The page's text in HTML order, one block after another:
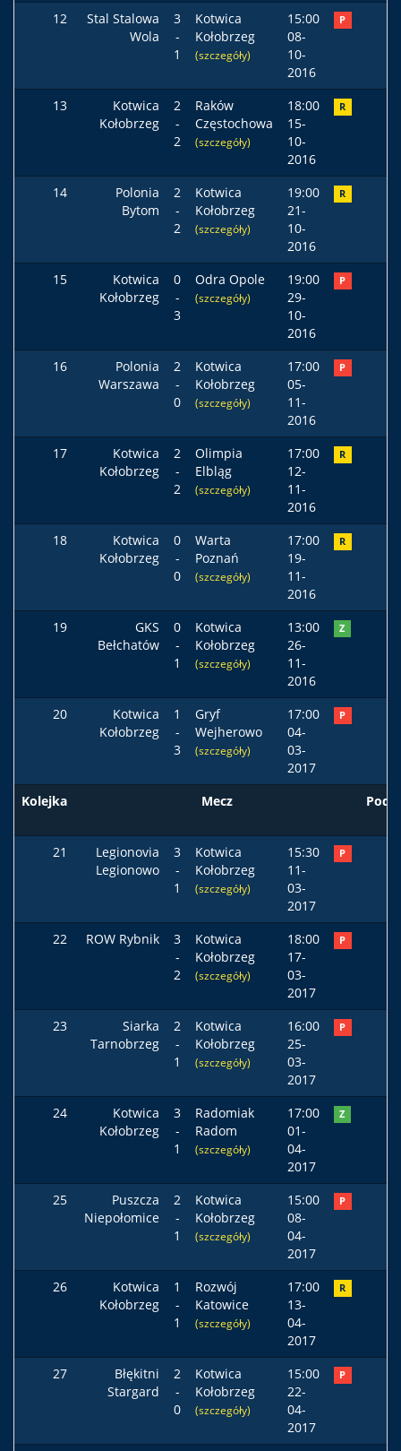
12
Stal Stalowa
Wola
3
-
1
Kotwica
Kołobrzeg
(szczegóły)
15:00
08-
10-
2016
P
13
Kotwica
Kołobrzeg
2
-
2
Raków
Częstochowa
(szczegóły)
18:00
15-
10-
2016
R
14
Polonia
Bytom
2
-
2
Kotwica
Kołobrzeg
(szczegóły)
19:00
21-
10-
2016
R
15
Kotwica
Kołobrzeg
0
-
3
Odra Opole
(szczegóły)
19:00
29-
10-
2016
P
16
Polonia
Warszawa
2
-
0
Kotwica
Kołobrzeg
(szczegóły)
17:00
05-
11-
2016
P
17
Kotwica
Kołobrzeg
2
-
2
Olimpia
Elbląg
(szczegóły)
17:00
12-
11-
2016
R
18
Kotwica
Kołobrzeg
0
-
0
Warta
Poznań
(szczegóły)
17:00
19-
11-
2016
R
19
GKS
Bełchatów
0
-
1
Kotwica
Kołobrzeg
(szczegóły)
13:00
26-
11-
2016
Z
20
Kotwica
Kołobrzeg
1
-
3
Gryf
Wejherowo
(szczegóły)
17:00
04-
03-
2017
P
Kolejka Mecz Podst
21
Legionovia
Legionowo
3
-
1
Kotwica
Kołobrzeg
(szczegóły)
15:30
11-
03-
2017
P
22 ROW Rybnik
3
-
2
Kotwica
Kołobrzeg
(szczegóły)
18:00
17-
03-
2017
P
23
Siarka
Tarnobrzeg
2
-
1
Kotwica
Kołobrzeg
(szczegóły)
16:00
25-
03-
2017
P
24
Kotwica
Kołobrzeg
3
-
1
Radomiak
Radom
(szczegóły)
17:00
01-
04-
2017
Z
25
Puszcza
Niepołomice
2
-
1
Kotwica
Kołobrzeg
(szczegóły)
15:00
08-
04-
2017
P
26
Kotwica
Kołobrzeg
1
-
1
Rozwój
Katowice
(szczegóły)
17:00
13-
04-
2017
R
27
Błękitni
Stargard
2
-
0
Kotwica
Kołobrzeg
(szczegóły)
15:00
22-
04-
2017
P